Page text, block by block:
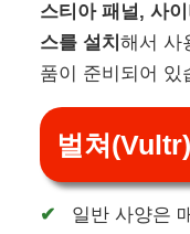
스티아 패널, 사
스를 설치해서 사
품이 준비되어 있
벌쳐
일반 사양은